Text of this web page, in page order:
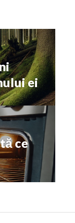
ei
ce